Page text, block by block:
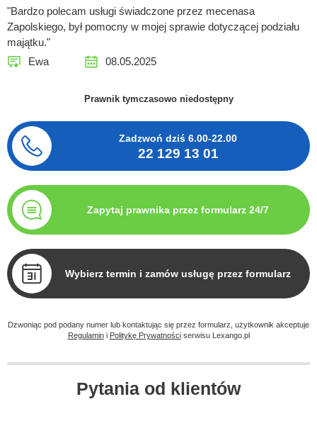
"Bardzo polecam usługi świadczone przez mecenasa
Zapolskiego, był pomocny w mojej sprawie dotyczącej podziału
majątku."
Ewa
08.05.2025
Prawnik tymczasowo niedostępny
Zadzwoń dziś 6.00-22.00
22 129 13 01
Zapytaj prawnika przez formularz 24/7
Wybierz termin i zamów usługę przez formularz
Dzwoniąc pod podany numer lub kontaktując się przez formularz, użytkownik akceptuje
Regulamini Politykę Prywatnościserwisu Lexango.pl
Pytania od klientów